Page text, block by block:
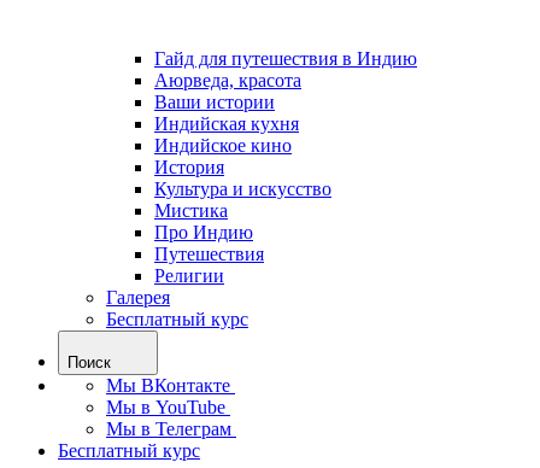
Гайд для путешествия в Индию
Аюрведа, красота
Ваши истории
Индийская кухня
Индийское кино
История
Культура и искусство
Мистика
Про Индию
Путешествия
Религии
Галерея
Бесплатный курс
Поиск
Мы ВКонтакте
Мы в YouTube
Мы в Телеграм
Бесплатный курс